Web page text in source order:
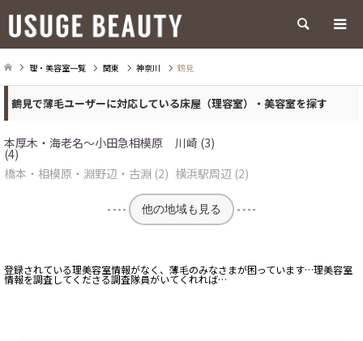
検索
理・美容室一覧 関東 神奈川 鶴見
鶴見で薄毛ユーザーに対応している床屋（理容室）・美容室を探す
本厚木・海老名～小田急相模原
(4)
川崎 (3)
橋本・相模原・淵野辺・古淵 (2) 横浜駅周辺 (2)
他の地域も見る
登録されている理美容室情報がなく、薄毛のみなさまが困っています…理美容室
情報を調査してくださる調査隊員がいてくれれば…